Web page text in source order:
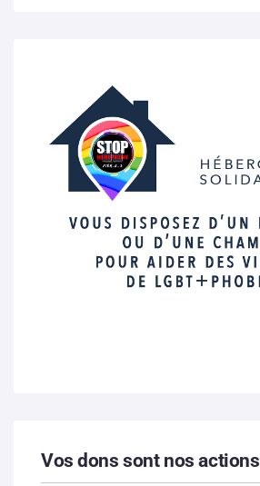
Vos dons sont nos actions